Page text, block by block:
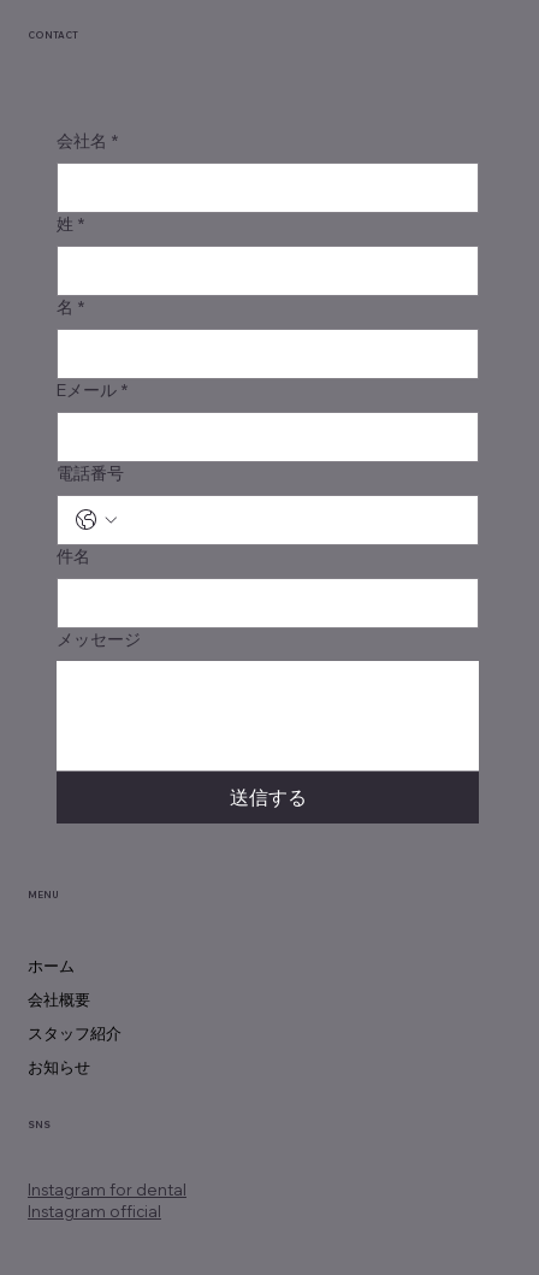
Instagram for dental
Instagram official
SNS
ホーム
会社概要
スタッフ紹介
お知らせ
MENU
会社名 *
姓 *
名 *
Eメール *
電話番号
件名
メッセージ
送信する
CONTACT